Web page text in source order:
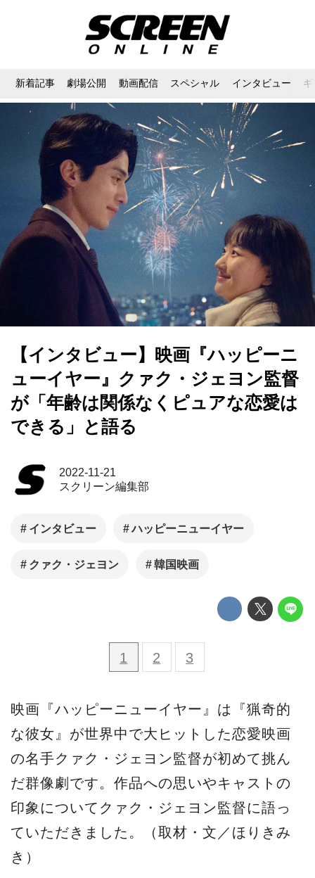
新着記事 劇場公開 動画配信 スペシャル インタビュー
【インタビュー】映画『ハッピーニ
ューイヤー』クァク・ジェヨン監督
が「年齢は関係なくピュアな恋愛は
できる」と語る
2022-11-21
スクリーン編集部
インタビュー ハッピーニューイヤー
クァク・ジェヨン 韓国映画
1 2 3
映画『ハッピーニューイヤー』は『猟奇的
な彼女』が世界中で大ヒットした恋愛映画
の名手クァク・ジェヨン監督が初めて挑ん
だ群像劇です。作品への思いやキャストの
印象についてクァク・ジェヨン監督に語っ
ていただきました。（取材・文／ほりきみ
き）